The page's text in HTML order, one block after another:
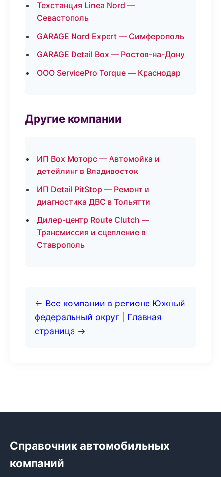
Техстанция Linea Nord —
Севастополь
GARAGE Nord Expert — Симферополь
GARAGE Detail Box — Ростов-на-Дону
ООО ServicePro Torque — Краснодар
Другие компании
ИП Box Моторс — Автомойка и
детейлинг в Владивосток
ИП Detail PitStop — Ремонт и
диагностика ДВС в Тольятти
Дилер-центр Route Clutch —
Трансмиссия и сцепление в
Ставрополь
← Все компании в регионе Южный
федеральный округ
Главная
страница →
Справочник автомобильных
компаний